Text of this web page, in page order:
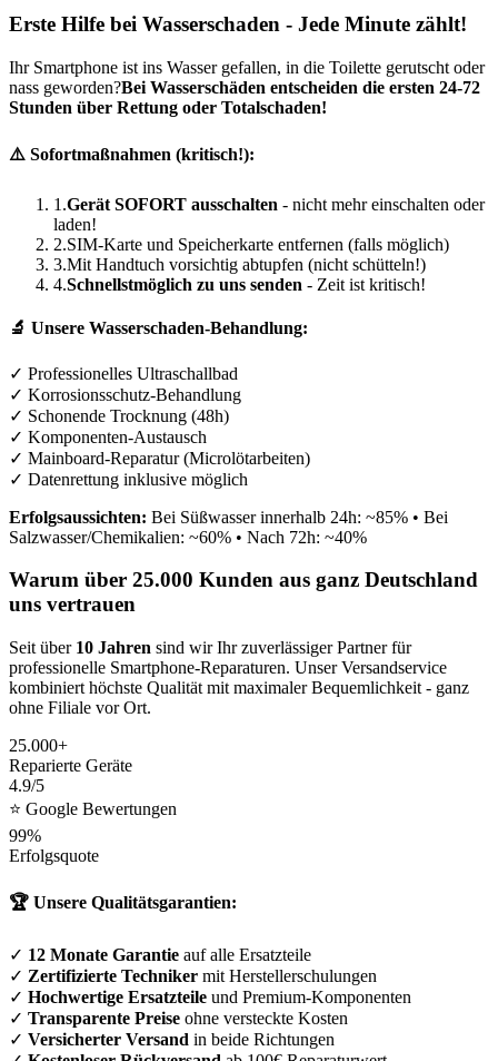
Erste Hilfe bei Wasserschaden - Jede Minute zählt!
Ihr Smartphone ist ins Wasser gefallen, in die Toilette gerutscht oder
nass geworden?Bei Wasserschäden entscheiden die ersten 24-72
Stunden über Rettung oder Totalschaden!
⚠️ Sofortmaßnahmen (kritisch!):
1.Gerät SOFORT ausschalten - nicht mehr einschalten oder
laden!
2.SIM-Karte und Speicherkarte entfernen (falls möglich)
3.Mit Handtuch vorsichtig abtupfen (nicht schütteln!)
4.Schnellstmöglich zu uns senden - Zeit ist kritisch!
🔬 Unsere Wasserschaden-Behandlung:
✓ Professionelles Ultraschallbad
✓ Korrosionsschutz-Behandlung
✓ Schonende Trocknung (48h)
✓ Komponenten-Austausch
✓ Mainboard-Reparatur (Microlötarbeiten)
✓ Datenrettung inklusive möglich
Erfolgsaussichten: Bei Süßwasser innerhalb 24h: ~85% • Bei
Salzwasser/Chemikalien: ~60% • Nach 72h: ~40%
Warum über 25.000 Kunden aus ganz Deutschland
uns vertrauen
Seit über 10 Jahren sind wir Ihr zuverlässiger Partner für
professionelle Smartphone-Reparaturen. Unser Versandservice
kombiniert höchste Qualität mit maximaler Bequemlichkeit - ganz
ohne Filiale vor Ort.
25.000+
Reparierte Geräte
4.9/5
⭐ Google Bewertungen
99%
Erfolgsquote
🏆 Unsere Qualitätsgarantien:
✓ 12 Monate Garantie auf alle Ersatzteile
✓ Zertifizierte Techniker mit Herstellerschulungen
✓ Hochwertige Ersatzteile und Premium-Komponenten
✓ Transparente Preise ohne versteckte Kosten
✓ Versicherter Versand in beide Richtungen